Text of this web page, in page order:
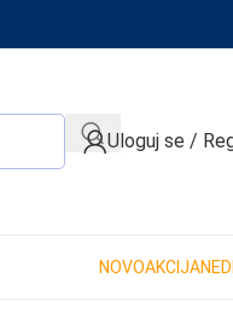
When
Uloguj se /
NOVOAKCIJA